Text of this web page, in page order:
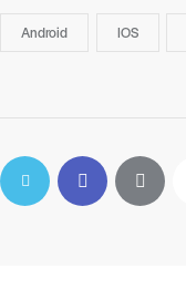
Android IOS